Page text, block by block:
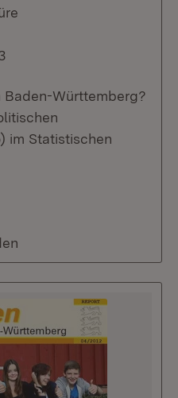
Baden-Württemberg?
im Statistischen